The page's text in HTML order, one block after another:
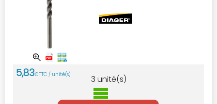
5,83€TTC / unité(s) 3 unité(s)